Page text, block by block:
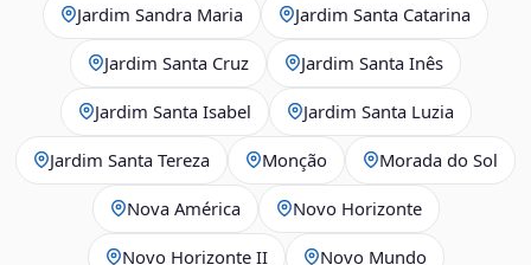
Jardim Sandra Maria Jardim Santa Catarina
Jardim Santa Cruz Jardim Santa Inês
Jardim Santa Isabel Jardim Santa Luzia
Jardim Santa Tereza Monção Morada do Sol
Nova América Novo Horizonte
Novo Horizonte II Novo Mundo